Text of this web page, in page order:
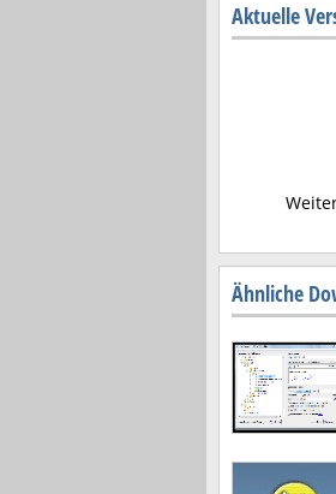
Aktuelle
Ähnliche